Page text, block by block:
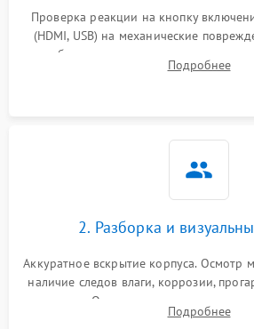
Проверка реакции на кнопку
(HDMI, USB) на механические
ошибок на экране или по
дисков, работы геймпадов и наличия
Подробнее
2. Разборка и
Аккуратное вскрытие корпуса. Осмотр
наличие следов влаги, коррозии,
элементов. Оценка состояния системы
кулера и степени загрязнения
Подробнее